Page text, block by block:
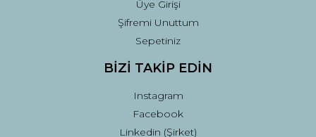
Üye Girişi
Şifremi Unuttum
Sepetiniz
BİZİ TAKİP EDİN
Instagram
Facebook
Linkedin (Şirket)